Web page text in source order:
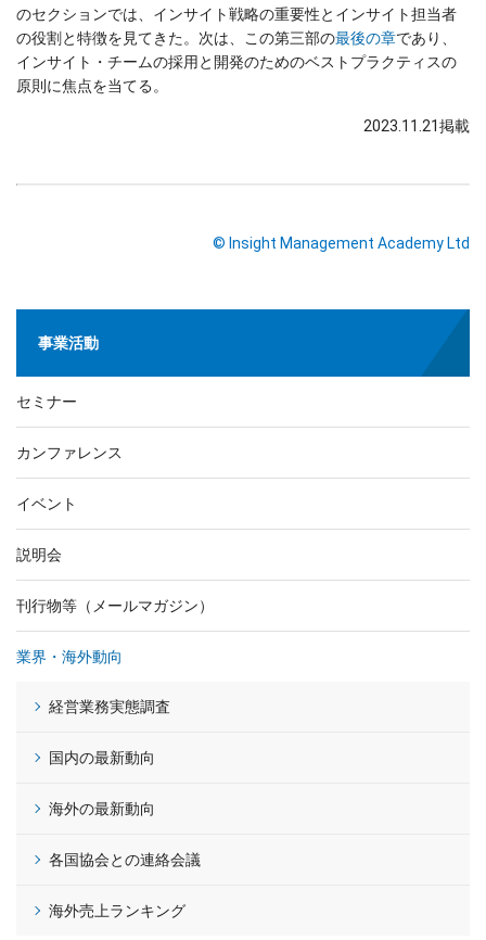
のセクションでは、インサイト戦略の重要性とインサイト担当者
の役割と特徴を見てきた。次は、この第三部の最後の章であり、
インサイト・チームの採用と開発のためのベストプラクティスの
原則に焦点を当てる。
2023.11.21掲載
© Insight Management Academy Ltd
事業活動
セミナー
カンファレンス
イベント
説明会
刊行物等（メールマガジン）
業界・海外動向
経営業務実態調査
国内の最新動向
海外の最新動向
各国協会との連絡会議
海外売上ランキング